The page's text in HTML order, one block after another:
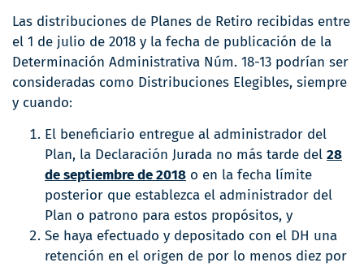
Las distribuciones de Planes de Retiro recibidas entre
el 1 de julio de 2018 y la fecha de publicación de la
Determinación Administrativa Núm. 18-13 podrían ser
consideradas como Distribuciones Elegibles, siempre
y cuando:
El beneficiario entregue al administrador del
Plan, la Declaración Jurada no más tarde del 28
de septiembre de 2018 o en la fecha límite
posterior que establezca el administrador del
Plan o patrono para estos propósitos, y
Se haya efectuado y depositado con el DH una
retención en el origen de por lo menos diez por